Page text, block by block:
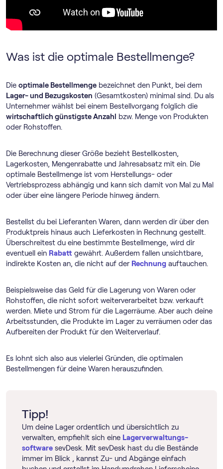
Was ist die optimale Bestellmenge?
Die optimale Bestellmenge bezeichnet den Punkt, bei dem
Lager- und Bezugskosten (Gesamtkosten) minimal sind. Du als
Unternehmer wählst bei einem Bestellvorgang folglich die
wirtschaftlich günstigste Anzahl
bzw. Menge von Produkten
oder Rohstoffen.
Die Berechnung dieser Größe bezieht Bestellkosten,
Lagerkosten, Mengenrabatte und Jahresabsatz mit ein. Die
optimale Bestellmenge ist vom Herstellungs- oder
Vertriebsprozess abhängig und kann sich damit von Mal zu Mal
oder über eine längere Periode hinweg ändern.
Bestellst du bei Lieferanten Waren, dann werden dir über den
Produktpreis hinaus auch Lieferkosten in Rechnung gestellt.
Überschreitest du eine bestimmte Bestellmenge, wird dir
eventuell ein Rabatt gewährt. Außerdem fallen unsichtbare,
indirekte Kosten an, die nicht auf der Rechnung auftauchen.
Beispielsweise das Geld für die Lagerung von Waren oder
Rohstoffen, die nicht sofort weiterverarbeitet bzw. verkauft
werden. Miete und Strom für die Lagerräume. Aber auch deine
Arbeitsstunden, die Produkte im Lager zu verräumen oder das
Aufbereiten der Produkt für den Weiterverlauf.
Es lohnt sich also aus vielerlei Gründen, die optimalen
Bestellmengen für deine Waren herauszufinden.
Tipp!
Um deine Lager ordentlich und übersichtlich zu
verwalten, empfiehlt sich eine Lager­verwaltungs­
software sevDesk. Mit sevDesk hast du die Bestände
immer im Blick , kannst Zu- und Abgänge einfach